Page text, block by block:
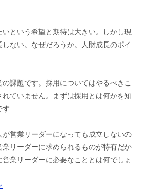
という希望と期待は大きい。しかし現
ない。なぜだろうか。人財成長のポイ
課題です。採用についてはやるべきこ
れていません。まずは採用とは何かを知
す
営業リーダーになっても成立しないの
業リーダーに求められるものが特有だか
業リーダーに必要なこととは何でしょ